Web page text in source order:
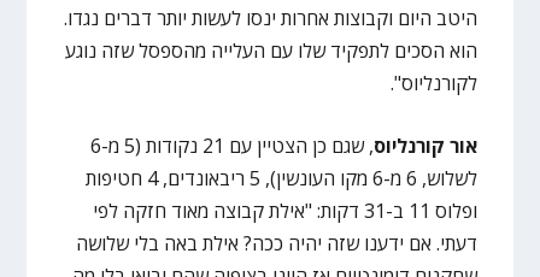
היטב היום וקבוצות אחרות ינסו לעשות יותר דברים נגדו.
הוא הסכים לתפקיד שלו עם העלייה מהספסל שזה נוגע
לקורנליוס".
אור קורנליוס
, שגם כן הצטיין עם 21 נקודות (5 מ-6
לשלוש, 6 מ-6 מקו העונשין), 5 ריבאונדים, 4 חטיפות
ופלוס 11 ב-31 דקות: "אילת קבוצה מאוד חזקה לפי
דעתי. אם ידענו שזה יהיה ככה? אילת באה בלי שלושה